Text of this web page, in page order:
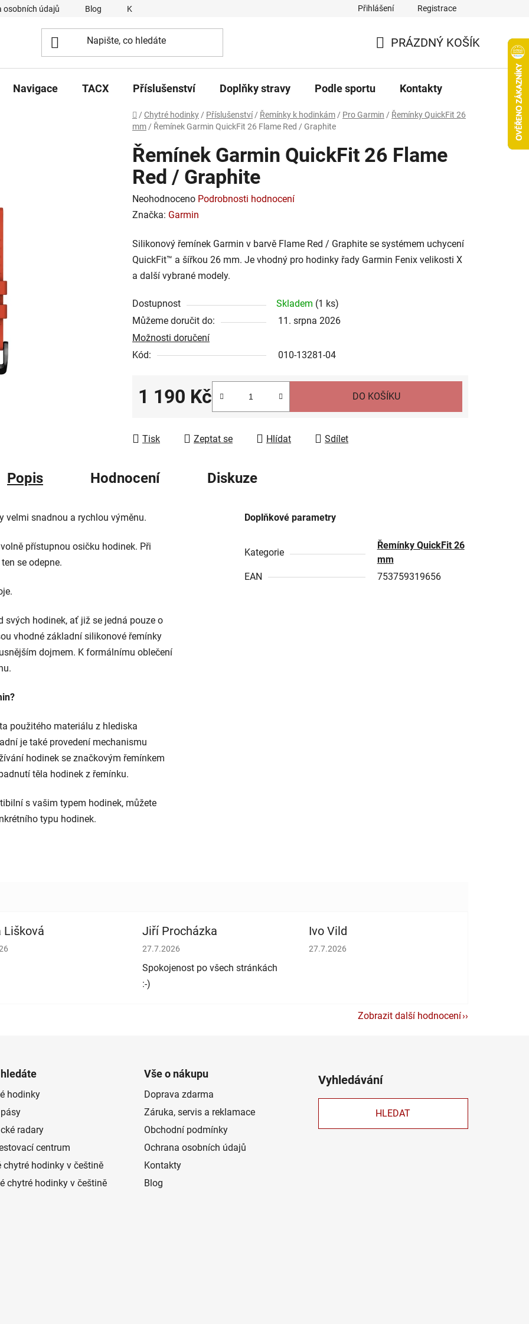
osobních údajů Blog Kontakty Přihlášení Registrace
KOŠÍK
PRÁZDNÝ KOŠÍK
Navigace TACX Příslušenství Doplňky stravy Podle sportu Kontakty
Domů
/ Chytré hodinky / Příslušenství / Řemínky k hodinkám / Pro Garmin / Řemínky QuickFit 26
mm / Řemínek Garmin QuickFit 26 Flame Red / Graphite
Řemínek Garmin QuickFit 26 Flame
Red / Graphite
Průměrné
hodnocení
je
0,0
z
hvězdiček.
Neohodnoceno Podrobnosti hodnocení
Značka: Garmin
Silikonový řemínek Garmin v barvě Flame Red / Graphite se systémem uchycení
QuickFit™ a šířkou 26 mm. Je vhodný pro hodinky řady Garmin Fenix velikosti X
a další vybrané modely.
Dostupnost Skladem (1 ks)
Můžeme doručit do:
11. srpna 2026
Možnosti doručení
Kód:
010-13281-04
1 190 Kč DO KOŠÍKU
Tisk Zeptat se Hlídat Sdílet
Popis Hodnocení Diskuze
velmi snadnou a rychlou výměnu.
přístupnou osičku hodinek. Při
se odepne.
svých hodinek, ať již se jedná pouze o
vhodné základní silikonové řemínky
dojmem. K formálnímu oblečení
použitého materiálu z hlediska
je také provedení mechanismu
hodinek se značkovým řemínkem
těla hodinek z řemínku.
s vašim typem hodinek, můžete
typu hodinek.
Doplňkové parametry
Kategorie
Řemínky QuickFit 26
mm
EAN
753759319656
Lišková
obchodu je 5 z 5 hvězdiček.
Jiří Procházka
Hodnocení obchodu je 5 z 5 hvězdiček.
27.7.2026
Spokojenost po všech stránkách
:-)
Ivo Vild
Hodnocení obchodu je 5 z 5 hvězdiček.
27.7.2026
Zobrazit další hodnocení
hodinky
radary
centrum
chytré hodinky v češtině
chytré hodinky v češtině
Vše o nákupu
Doprava zdarma
Záruka, servis a reklamace
Obchodní podmínky
Ochrana osobních údajů
Kontakty
Blog
Vyhledávání
HLEDAT